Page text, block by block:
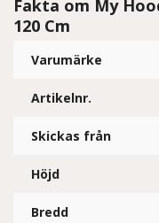
Fakta om My
120 Cm
Varumärke
Artikelnr.
Skickas från
Höjd
Bredd